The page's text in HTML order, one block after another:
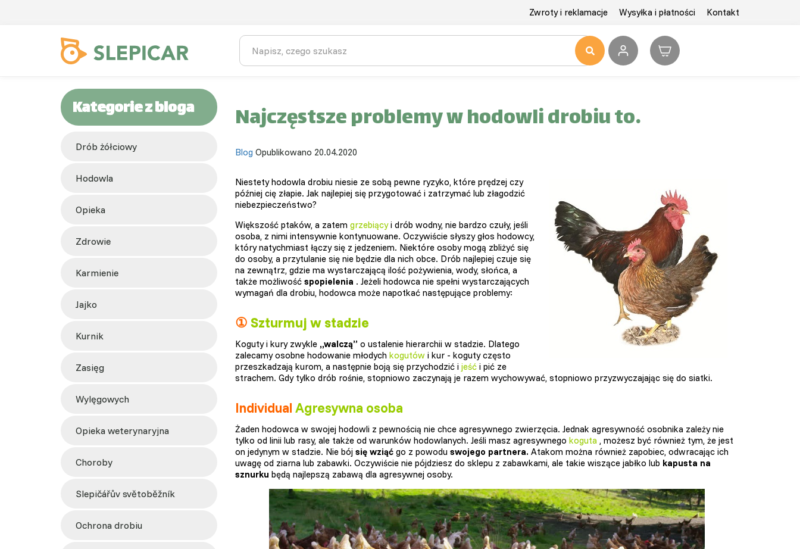
Zwroty i reklamacje Wysyłka i płatności Kontakt
Kategorie z bloga
Drób żółciowy
hodowla
opieka
zdrowie
karmienie
jajko
kurnik
zasięg
wylęgowych
opieka weterynaryjna
choroby
slepičářův světoběžník
ochrona drobiu
Najczęstsze problemy w hodowli drobiu to…
Blog Opublikowano 20.04.2020
Niestety hodowla drobiu niesie ze sobą pewne ryzyko, które prędzej czy
później cię złapie. Jak najlepiej się przygotować i zatrzymać lub złagodzić
niebezpieczeństwo?
Większość ptaków, a zatem grzebiącyi drób wodny, nie bardzo czuły, jeśli
osoba, z nimi intensywnie kontynuowane. Oczywiście słyszy głos hodowcy,
który natychmiast łączy się z jedzeniem. Niektóre osoby mogą zbliżyć się
do osoby, a przytulanie się nie będzie dla nich obce. Drób najlepiej czuje się
na zewnątrz, gdzie ma wystarczającą ilość pożywienia, wody, słońca, a
także możliwość spopielenia . Jeżeli hodowca nie spełni wystarczających
wymagań dla drobiu, hodowca może napotkać następujące problemy:
① Szturmuj w stadzie
Koguty i kury zwykle „walczą” o ustalenie hierarchii w stadzie. Dlatego
zalecamy osobne hodowanie młodych kogutówi kur - koguty często
przeszkadzają kurom, a następnie boją się przychodzić i jeśći pić ze
strachem. Gdy tylko drób rośnie, stopniowo zaczynają je razem wychowywać, stopniowo przyzwyczajając się do siatki.
Individual Agresywna osoba
Żaden hodowca w swojej hodowli z pewnością nie chce agresywnego zwierzęcia. Jednak agresywność osobnika zależy nie
tylko od linii lub rasy, ale także od warunków hodowlanych. Jeśli masz agresywnego koguta , możesz być również tym, że jest
on jedynym w stadzie. Nie bój się wziąćgo z powodu swojego partnera. Atakom można również zapobiec, odwracając ich
uwagę od ziarna lub zabawki. Oczywiście nie pójdziesz do sklepu z zabawkami, ale takie wiszące jabłko lub kapusta na
sznurku będą najlepszą zabawą dla agresywnej osoby.